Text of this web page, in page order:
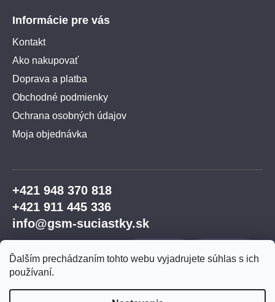
Ďalším prechádzaním tohto webu vyjadrujete súhlas s ich
používaní.
Informácie pre vás
Kontakt
Ako nakupovať
Doprava a platba
Obchodné podmienky
Ochrana osobných údajov
Moja objednávka
+421 948 370 818
+421 911 445 336
info@gsm-suciastky.sk